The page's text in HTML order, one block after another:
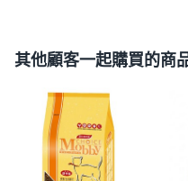
其他顧客一起購買的商